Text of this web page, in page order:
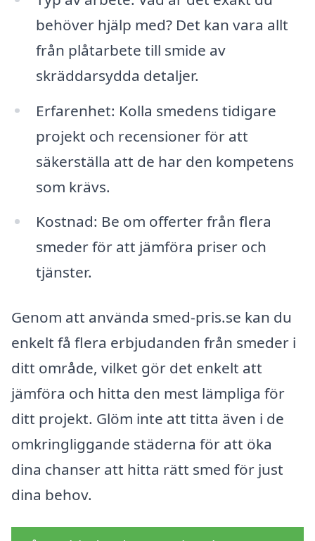
behöver hjälp med? Det kan vara allt
från plåtarbete till smide av
skräddarsydda detaljer.
Erfarenhet: Kolla smedens tidigare
projekt och recensioner för att
säkerställa att de har den kompetens
som krävs.
Kostnad: Be om offerter från flera
smeder för att jämföra priser och
tjänster.
Genom att använda smed-pris.se kan du
enkelt få flera erbjudanden från smeder i
ditt område, vilket gör det enkelt att
jämföra och hitta den mest lämpliga för
ditt projekt. Glöm inte att titta även i de
omkringliggande städerna för att öka
dina chanser att hitta rätt smed för just
dina behov.